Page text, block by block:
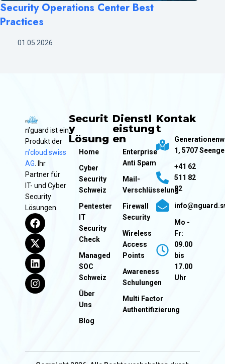
Security Operations Center Best
Practices
01.05.2026
n’guard ist ein
Produkt der
n’cloud.swiss
AG . Ihr
Partner für
IT- und Cyber
Security
Lösungen.
Securit
y
Lösung
Home
Cyber
Security
Schweiz
Pentester
IT
Security
Check
Managed
SOC
Schweiz
Über
Uns
Blog
Dienstl
eistung
en
Enterprise
Anti Spam
Mail-
Verschlüsselung
Firewall
Security
Wireless
Access
Points
Awareness
Schulungen
Multi Factor
Authentifizierung
Kontak
t
1, 5707
+41 62
511 82
82
Mo -
Fr:
09.00
bis
17.00
Uhr